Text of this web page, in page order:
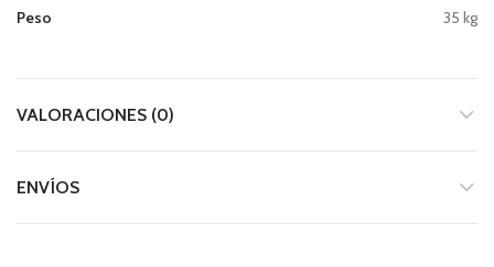
Peso 35 kg
VALORACIONES (0)
ENVÍOS